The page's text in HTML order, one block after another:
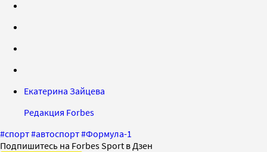
Екатерина Зайцева
Редакция Forbes
#спорт#автоспорт#Формула-1
Подпишитесь на Forbes Sport в Дзен